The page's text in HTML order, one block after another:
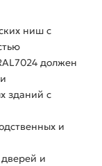
ниш с
должен
зданий с
и
дверей и